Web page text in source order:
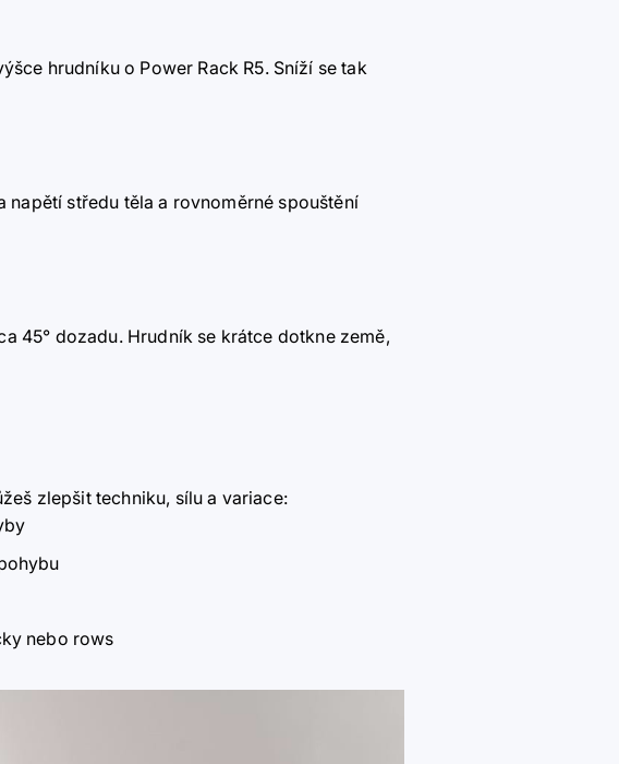
hrudníku o Power Rack R5. Sníží se tak
napětí středu těla a rovnoměrné spouštění
45° dozadu. Hrudník se krátce dotkne země,
zlepšit techniku, sílu a variace:
nebo rows